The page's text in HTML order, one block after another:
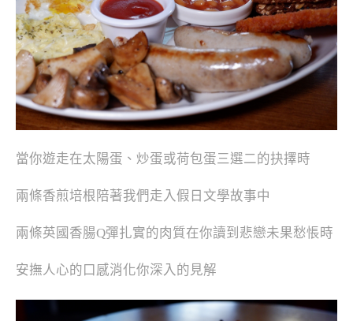
當你遊走在太陽蛋、炒蛋或荷包蛋三選二的抉擇時
兩條香煎培根陪著我們走入假日文學故事中
兩條英國香腸Q彈扎實的肉質在你讀到悲戀未果愁悵時
安撫人心的口感消化你深入的見解